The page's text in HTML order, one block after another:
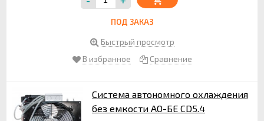
ПОД ЗАКАЗ
Быстрый просмотр
В избранное
Сравнение
Система автономного охлаждения
без емкости АО-БЕ CD5.4